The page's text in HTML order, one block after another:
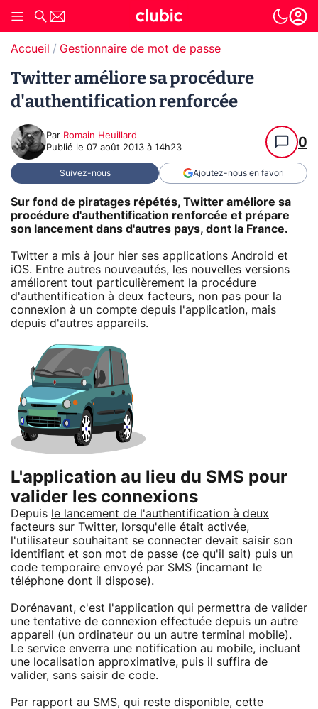
Accueil Gestionnaire de mot de passe
Twitter améliore sa procédure
d'authentification renforcée
Par Romain Heuillard
Publié le 07 août 2013 à 14h23 0
Suivez-nous Ajoutez-nous en favori
Sur fond de piratages répétés, Twitter améliore sa
procédure d'authentification renforcée et prépare
son lancement dans d'autres pays, dont la France.
Twitter a mis à jour hier ses applications Android et
iOS. Entre autres nouveautés, les nouvelles versions
améliorent tout particulièrement la procédure
d'authentification à deux facteurs, non pas pour la
connexion à un compte depuis l'application, mais
depuis d'autres appareils.
L'application au lieu du SMS pour
valider les connexions
Depuis le lancement de l'authentification à deux
facteurs sur Twitter, lorsqu'elle était activée,
l'utilisateur souhaitant se connecter devait saisir son
identifiant et son mot de passe (ce qu'il sait) puis un
code temporaire envoyé par SMS (incarnant le
téléphone dont il dispose).
Dorénavant, c'est l'application qui permettra de valider
une tentative de connexion effectuée depuis un autre
appareil (un ordinateur ou un autre terminal mobile).
Le service enverra une notification au mobile, incluant
une localisation approximative, puis il suffira de
valider, sans saisir de code.
Par rapport au SMS, qui reste disponible, cette